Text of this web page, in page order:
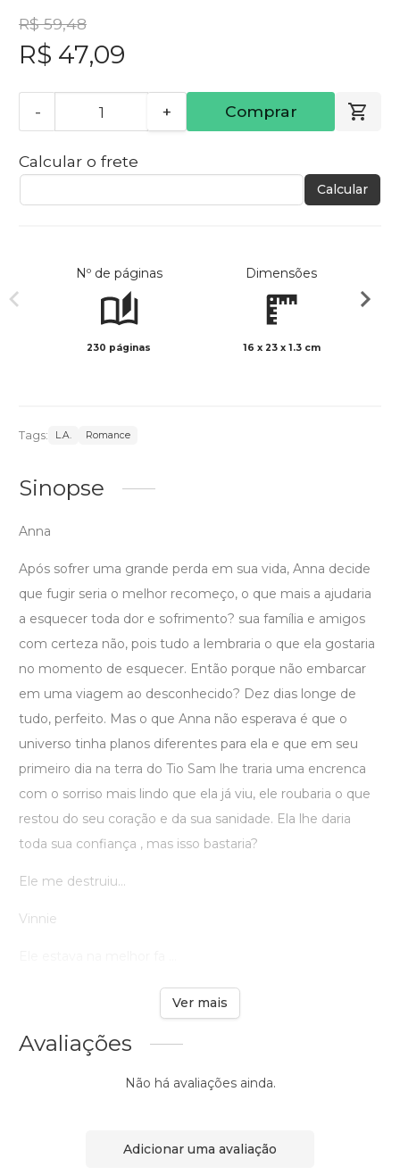
R$ 59,48
R$ 47,09
- + Comprar
Calcular o frete
Calcular
Nº de páginas
230 páginas
Dimensões
16 x 23 x 1.3 cm
Tags: L.A. Romance
Sinopse
Anna
Após sofrer uma grande perda em sua vida, Anna decide
que fugir seria o melhor recomeço, o que mais a ajudaria
a esquecer toda dor e sofrimento? sua família e amigos
com certeza não, pois tudo a lembraria o que ela gostaria
no momento de esquecer. Então porque não embarcar
em uma viagem ao desconhecido? Dez dias longe de
tudo, perfeito. Mas o que Anna não esperava é que o
universo tinha planos diferentes para ela e que em seu
primeiro dia na terra do Tio Sam lhe traria uma encrenca
com o sorriso mais lindo que ela já viu, ele roubaria o que
restou do seu coração e da sua sanidade. Ela lhe daria
toda sua confiança , mas isso bastaria?
Ele me destruiu...
Vinnie
Ver mais
Avaliações
Não há avaliações ainda.
Adicionar uma avaliação